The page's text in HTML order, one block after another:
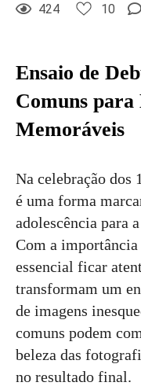
424 10
Ensaio de
Comuns
Memoráveis
Na celebração dos
é uma forma
adolescência para
Com a importância
essencial ficar
transformam um
de imagens
comuns podem
beleza das
no resultado final.